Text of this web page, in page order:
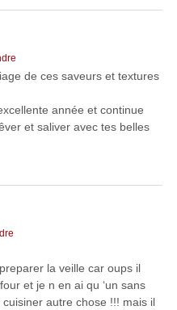
de ces saveurs et textures
année et continue
et saliver avec tes belles
la veille car oups il
et je n en ai qu ‘un sans
autre chose !!! mais il